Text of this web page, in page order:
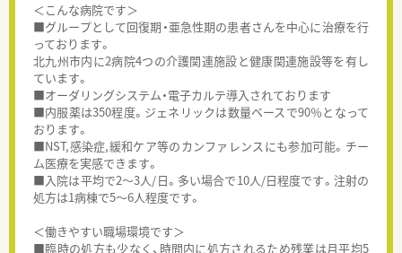
＜こんな病院です＞
■グループとして回復期・亜急性期の患者さんを中心に治療を行
っております。
北九州市内に2病院4つの介護関連施設と健康関連施設等を有し
ています。
■オーダリングシステム・電子カルテ導入されております
■内服薬は350程度。ジェネリックは数量ベースで90％となって
おります。
■NST,感染症,緩和ケア等のカンファレンスにも参加可能。チー
ム医療を実感できます。
■入院は平均で2〜3人/日。多い場合で10人/日程度です。注射の
処方は1病棟で5～6人程度です。
＜働きやすい職場環境です＞
■臨時の処方も少なく、時間内に処方されるため残業は月平均5